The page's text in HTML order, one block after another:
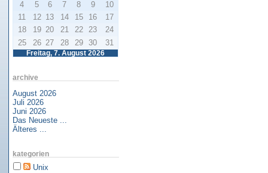
Freitag, 7. August 2026
4
5 6 7 8 9
10
11
12 13 14 15 16
17
18
19 20 21 22 23
24
25
26 27 28 29 30 31
archive
August 2026
Juli 2026
Juni 2026
Das Neueste ...
Älteres ...
kategorien
Unix